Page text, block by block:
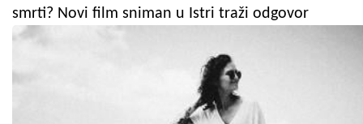
smrti? Novi film sniman u Istri traži odgovor